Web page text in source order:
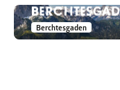
Berchtesgaden